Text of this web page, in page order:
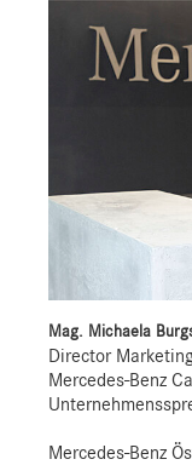
Mag. Michaela
Director
Mercedes-Benz
Mercedes-Benz